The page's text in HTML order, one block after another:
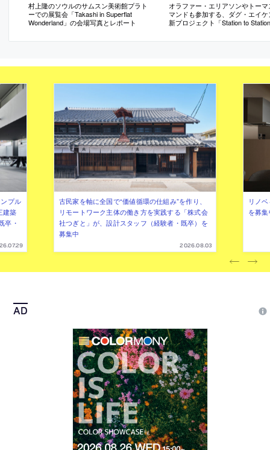
村上隆のソウルのサムスン美術館プラト
ーでの展覧会「Takashi in Superflat
Wonderland」の会場写真とレポート
オラファー・エリアソンやトーマ
マンドも参加する、ダグ・エイケ
新プロジェクト「Station to
プル
建築
卒・
古民家を軸に全国で“価値循環の仕組み”を作り、
リモートワーク主体の働き方を実践する「株式会
社つぎと」が、設計スタッフ（経験者・既卒）を
募集中
2026.08.03
リノ
を募